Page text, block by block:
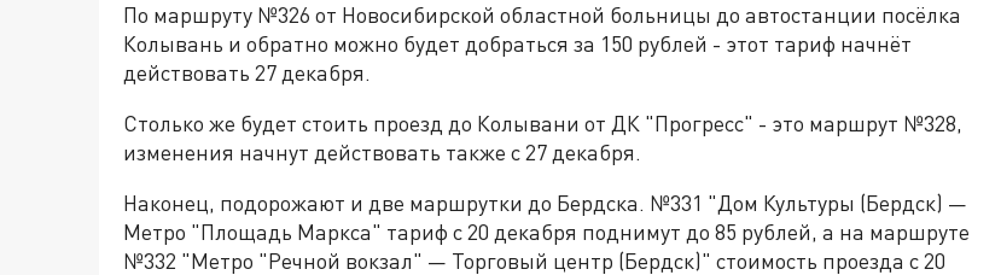
По маршруту №326 от Новосибирской областной больницы до автостанции посёлка
Колывань и обратно можно будет добраться за 150 рублей - этот тариф начнёт
действовать 27 декабря.
Столько же будет стоить проезд до Колывани от ДК "Прогресс" - это маршрут №328,
изменения начнут действовать также с 27 декабря.
Наконец, подорожают и две маршрутки до Бердска. №331 "Дом Культуры (Бердск) —
Метро "Площадь Маркса" тариф с 20 декабря поднимут до 85 рублей, а на маршруте
№332 "Метро "Речной вокзал" — Торговый центр (Бердск)" стоимость проезда с 20